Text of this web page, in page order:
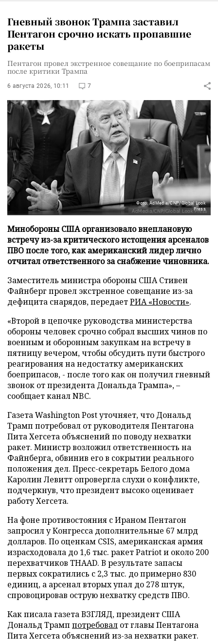
Гневный звонок Трампа заставил
Пентагон срочно искать пропавшие
ракеты
Пентагон провел экстренное совещание по боеприпасам
после критики Трампа
6 августа 2026, 10:11 7
Фото: AdMedia/CNP/Global Look
Press
Минобороны США организовало внеплановую
встречу из-за критического истощения арсеналов
ПВО после того, как американский лидер лично
отчитал ответственного за снабжение чиновника.
Заместитель министра обороны США Стивен
Файнберг провел экстренное совещание из-за
дефицита снарядов, передаетРИА «Новости».
«Второй в цепочке руководства министерства
обороны человек срочно собрал высших чинов по
военным и оборонным закупкам на встречу в
пятницу вечером, чтобы обсудить пути быстрого
реагирования на недостатку американских
боеприпасов, - после того как он получил гневный
звонок от президента Дональда Трампа», –
сообщает канал NBC.
Газета Washington Post уточняет, что Дональд
Трамп потребовал от руководителя Пентагона
Пита Хегсета объяснений по поводу нехватки
ракет. Министр возложил ответственность на
Файнберга, обвинив его в сокрытии реального
положения дел. Пресс-секретарь Белого дома
Каролин Левитт опровергла слухи о конфликте,
подчеркнув, что президент высоко оценивает
работу Хегсета.
На фоне противостояния с Ираном Пентагон
запросил у Конгресса дополнительные 67 млрд
долларов. По оценкам CSIS, американская армия
израсходовала до 1,6 тыс. ракет Patriot и около 200
перехватчиков THAAD. В результате запасы
первых сократились с 2,3 тыс. до примерно 830
единиц, а арсенал вторых упал до 278 штук,
спровоцировав острую нехватку средств ПВО.
Как писала газета ВЗГЛЯД, президент США
Дональд Трамп потребовал от главы Пентагона
Пита Хегсета объяснений из-за нехватки ракет.